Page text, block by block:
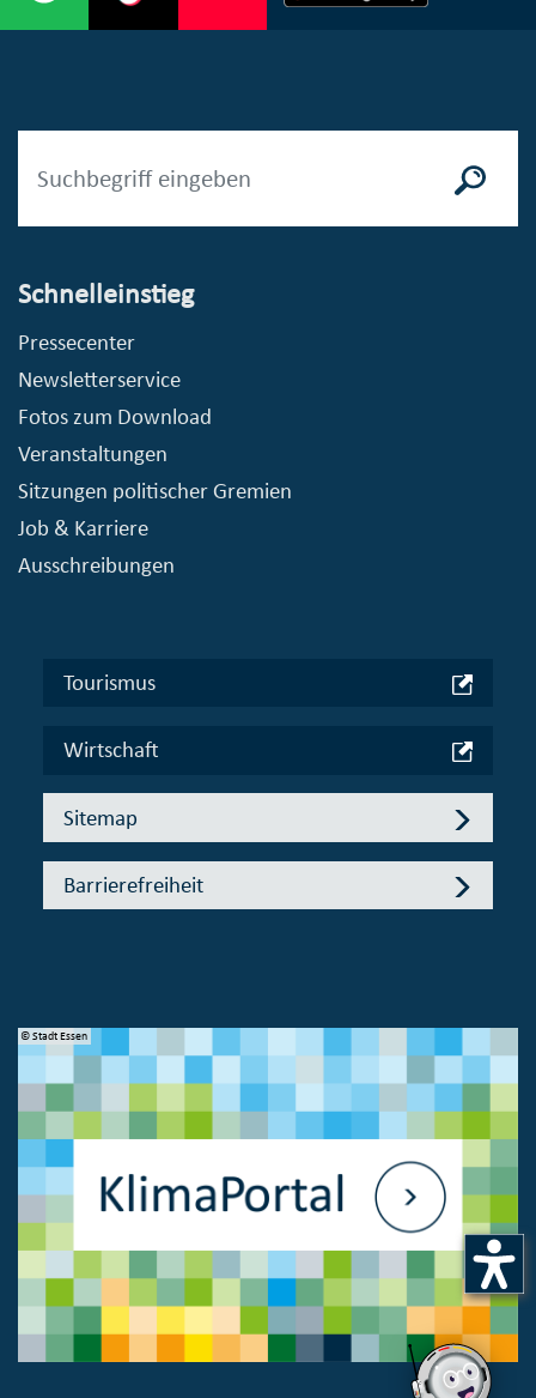
Schnelleinstieg
Pressecenter
Newsletterservice
Fotos zum Download
Veranstaltungen
Sitzungen politischer Gremien
Job & Karriere
Ausschreibungen
Tourismus
Wirtschaft
Sitemap
Barrierefreiheit
© Stadt Essen